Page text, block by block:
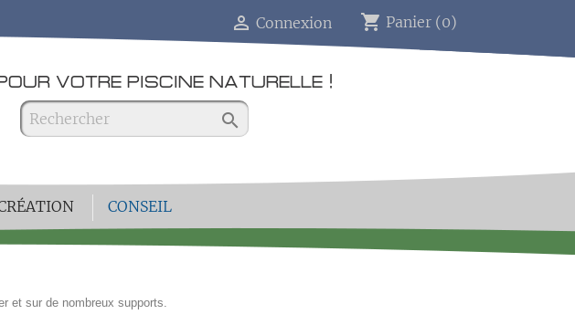
 Connexion shopping_cart Panier (0)
VOTRE PISCINE NATURELLE !

CONSEIL
et sur de nombreux supports.